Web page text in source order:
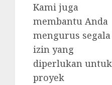
Kami juga
membantu Anda
mengurus segala
izin yang
diperlukan untuk
proyek